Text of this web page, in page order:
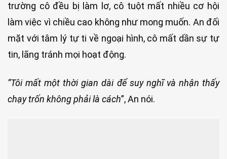
trường cô đều bị làm lơ, cô tuột mất nhiều cơ hội
làm việc vì chiều cao không như mong muốn. An đối
mặt với tâm lý tự ti về ngoại hình, cô mất dần sự tự
tin, lãng tránh mọi hoạt động.
“Tôi mất một thời gian dài để suy nghĩ và nhận thấy
chạy trốn không phải là cách”, An nói.